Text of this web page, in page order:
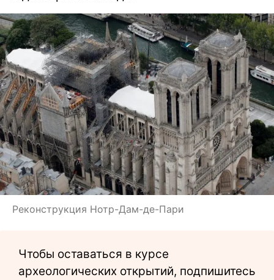
Реконструкция Нотр-Дам-де-Пари
Чтобы оставаться в курсе
археологических открытий, подпишитесь